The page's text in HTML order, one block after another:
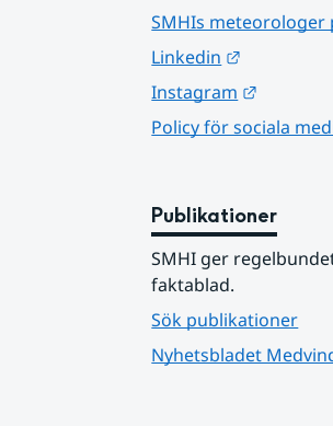
SMHIs meteorologer
Linkedin
Instagram
Policy för sociala
Publikationer
SMHI ger
faktablad.
Sök publikationer
Nyhetsbladet